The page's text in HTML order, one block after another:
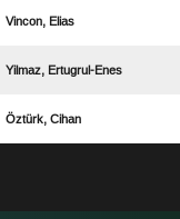
 
 
 